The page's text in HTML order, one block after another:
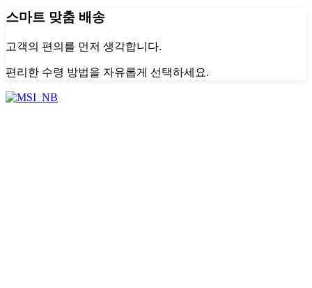
스마트 맞춤 배송
고객의 편의를 먼저 생각합니다.
편리한 수령 방법을 자유롭게 선택하세요.